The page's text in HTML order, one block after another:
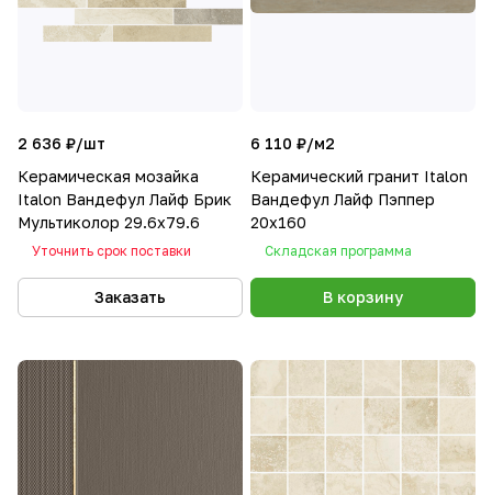
2 636 ₽/шт
Керамическая мозайка
Italon Вандефул Лайф Брик
Мультиколор 29.6x79.6
Уточнить срок поставки
Заказать
6 110 ₽/м2
Керамический гранит Italon
Вандефул Лайф Пэппер
20х160
Складская программа
В корзину